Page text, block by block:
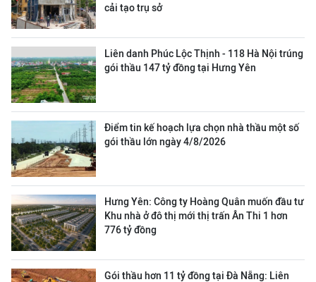
cải tạo trụ sở
Liên danh Phúc Lộc Thịnh - 118 Hà Nội trúng
gói thầu 147 tỷ đồng tại Hưng Yên
Điểm tin kế hoạch lựa chọn nhà thầu một số
gói thầu lớn ngày 4/8/2026
Hưng Yên: Công ty Hoàng Quân muốn đầu tư
Khu nhà ở đô thị mới thị trấn Ân Thi 1 hơn
776 tỷ đồng
Gói thầu hơn 11 tỷ đồng tại Đà Nẵng: Liên